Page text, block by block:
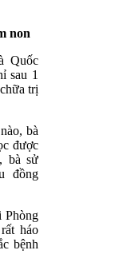
non
Quốc
sau 1
trị
bà
được
bà sử
đồng
Phòng
háo
bệnh